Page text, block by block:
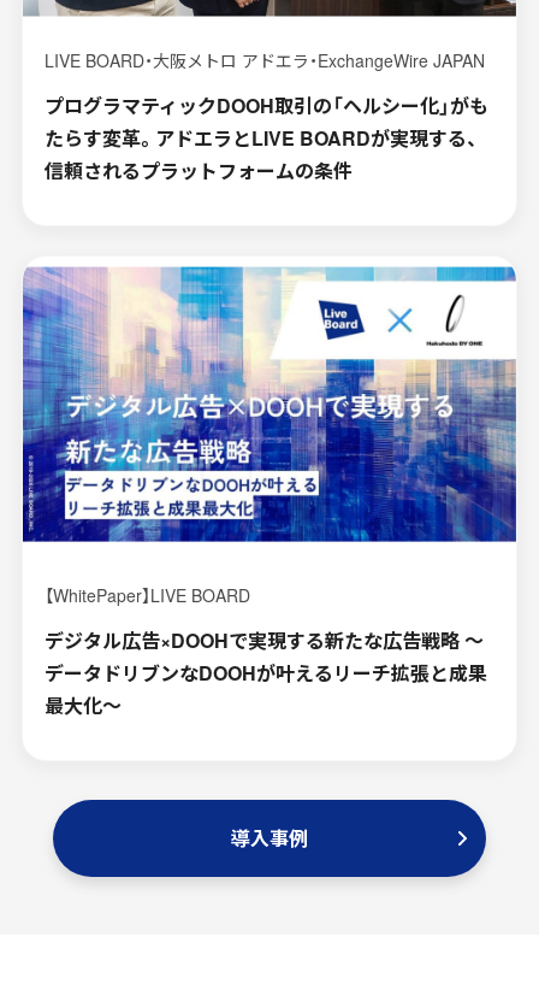
LIVE BOARD・大阪メトロ アドエラ・ExchangeWire JAPAN
プログラマティックDOOH取引の「ヘルシー化」がも
たらす変革。アドエラとLIVE BOARDが実現する、
信頼されるプラットフォームの条件
【WhitePaper】LIVE BOARD
デジタル広告×DOOHで実現する新たな広告戦略 〜
データドリブンなDOOHが叶えるリーチ拡張と成果
最大化〜
導入事例